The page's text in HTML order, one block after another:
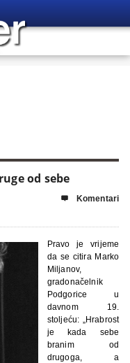
od sebe
 Komentari
Pravo je vrijeme
da se citira Marko
Miljanov,
gradonačelnik
Podgorice u
davnom 19.
stoljeću: „Hrabrost
je kada sebe
branim od
drugoga, a